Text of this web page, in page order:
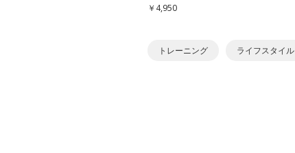
￥4,950
トレーニング ライフスタイル